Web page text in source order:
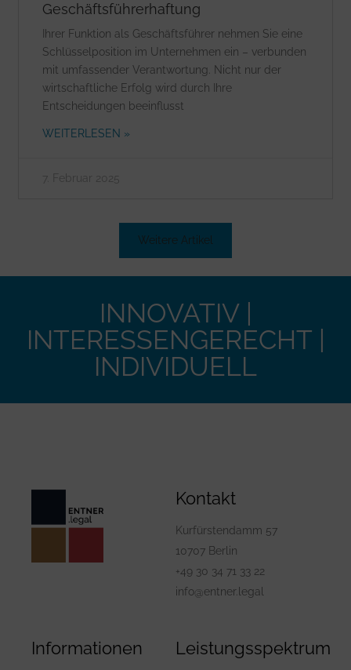
Geschäftsführerhaftung
Ihrer Funktion als Geschäftsführer nehmen Sie eine
Schlüsselposition im Unternehmen ein – verbunden
mit umfassender Verantwortung. Nicht nur der
wirtschaftliche Erfolg wird durch Ihre
Entscheidungen beeinflusst
WEITERLESEN »
7. Februar 2025
Weitere Artikel
INNOVATIV |
INTERESSENGERECHT |
INDIVIDUELL
Kontakt
Kurfürstendamm 57
10707 Berlin
+49 30 34 71 33 22
info@entner.legal
Informationen Leistungsspektrum